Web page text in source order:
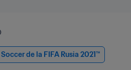
de la FIFA Rusia 2021™